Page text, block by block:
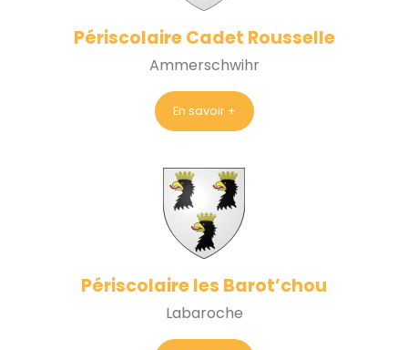
Périscolaire Cadet Rousselle
Ammerschwihr
En savoir +
Périscolaire les Barot’chou
Labaroche